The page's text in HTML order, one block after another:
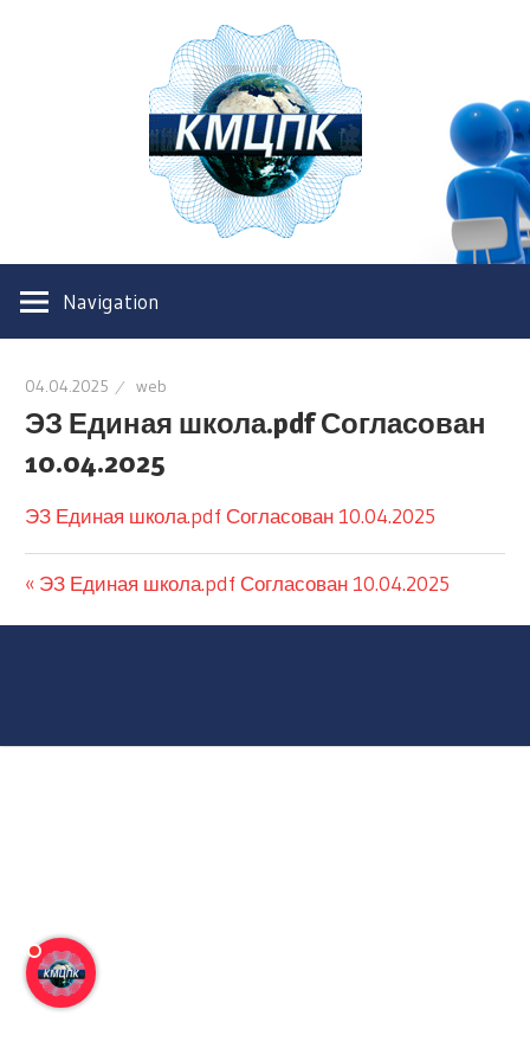
центр
центр
квалификации
Navigation
04.04.2025 web
ЭЗ Единая школа.pdf Согласован
10.04.2025
ЭЗ Единая школа.pdf Согласован 10.04.2025
ЭЗ Единая школа.pdf Согласован 10.04.2025